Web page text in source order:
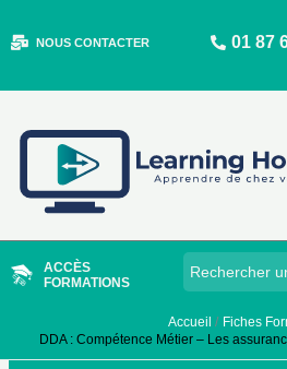
au
NOUS CONTACTER 01 87
ACCÈS
FORMATIONS
Accueil
Fiches
DDA : Compétence Métier – Les